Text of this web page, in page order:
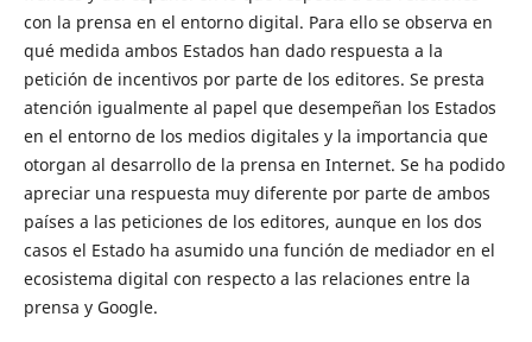
con la prensa en el entorno digital. Para ello se observa en
qué medida ambos Estados han dado respuesta a la
petición de incentivos por parte de los editores. Se presta
atención igualmente al papel que desempeñan los Estados
en el entorno de los medios digitales y la importancia que
otorgan al desarrollo de la prensa en Internet. Se ha podido
apreciar una respuesta muy diferente por parte de ambos
países a las peticiones de los editores, aunque en los dos
casos el Estado ha asumido una función de mediador en el
ecosistema digital con respecto a las relaciones entre la
prensa y Google.